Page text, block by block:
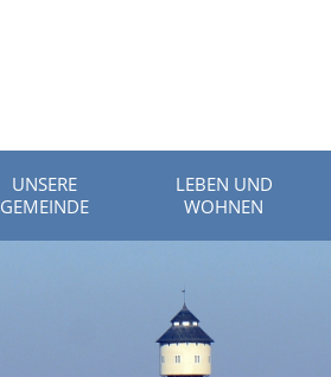
UNSERE
GEMEINDE
LEBEN UND
WOHNEN